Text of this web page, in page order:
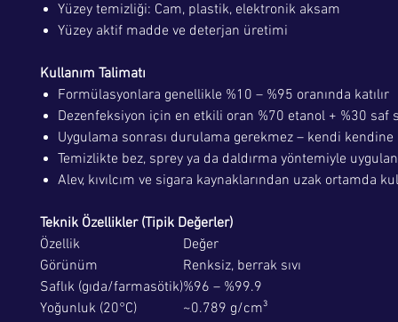
Yüzey temizliği: Cam, plastik, elektronik aksam
Yüzey aktif madde ve deterjan üretimi
Kullanım Talimatı
Formülasyonlara genellikle %10 – %95 oranında katılır
Dezenfeksiyon için en etkili oran %70 etanol + %30 saf
Uygulama sonrası durulama gerekmez – kendi kendine
Temizlikte bez, sprey ya da daldırma yöntemiyle
Alev, kıvılcım ve sigara kaynaklarından uzak ortamda
Teknik Özellikler (Tipik Değerler)
Özellik
Değer
Görünüm
Renksiz, berrak sıvı
Saflık (gıda/farmasötik)%96 – %99.9
Yoğunluk (20°C)
~0.789 g/cm³